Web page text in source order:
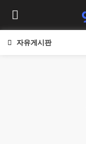
자유게시판